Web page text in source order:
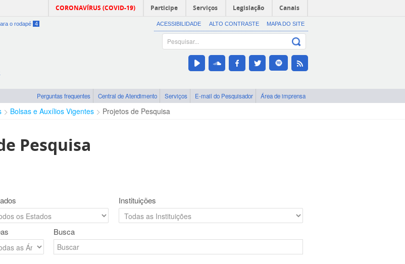
CORONAVÍRUS (COVID-19) Participe Serviços Legislação Canais
o rodapé 4 ACESSIBILIDADE ALTO CONTRASTE MAPA DO SITE
Perguntas frequentes Central de Atendimento Serviços E-mail do Pesquisador Área de imprensa
Bolsas e Auxílios Vigentes Projetos de Pesquisa
Pesquisa
Instituições
Busca